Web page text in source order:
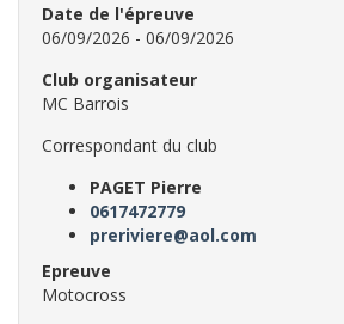
Date de l'épreuve
06/09/2026 - 06/09/2026
Club organisateur
MC Barrois
Correspondant du club
PAGET Pierre
0617472779
preriviere@aol.com
Epreuve
Motocross